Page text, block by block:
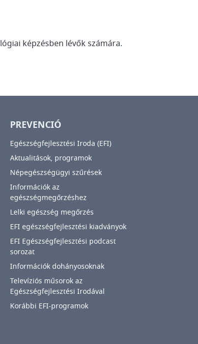
képzésben lévők számára.
PREVENCIÓ
Egészségfejlesztési Iroda (EFI)
Aktualitások, programok
Népegészségügyi szűrések
Információk az
egészségmegőrzéshez
Lelki egészség megőrzés
EFI egészségfejlesztési kiadványok
EFI Egészségfejlesztési podcast
sorozat
Információk dohányosoknak
Televíziós műsorok az
Egészségfejlesztési Irodával
Korábbi EFI-programok